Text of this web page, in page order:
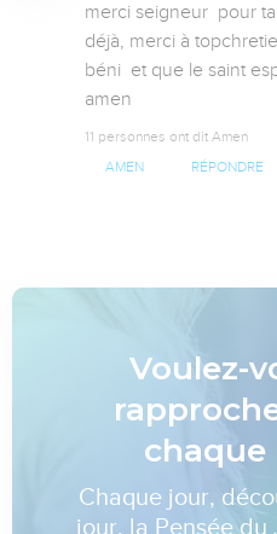
merci seigneur  pour
déjà, merci à
béni  et que le saint
amen
11 personnes ont dit Amen
AMEN RÉPONDRE
Voulez-
chaque
Chaque jour,
jour, la Pensée du